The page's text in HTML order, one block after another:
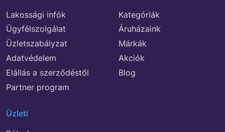
Lakossági infók
Ügyfélszolgálat
Üzletszabályzat
Adatvédelem
Elállás a szerződéstől
Partner program
Kategóriák
Áruházaink
Márkák
Akciók
Blog
Üzleti